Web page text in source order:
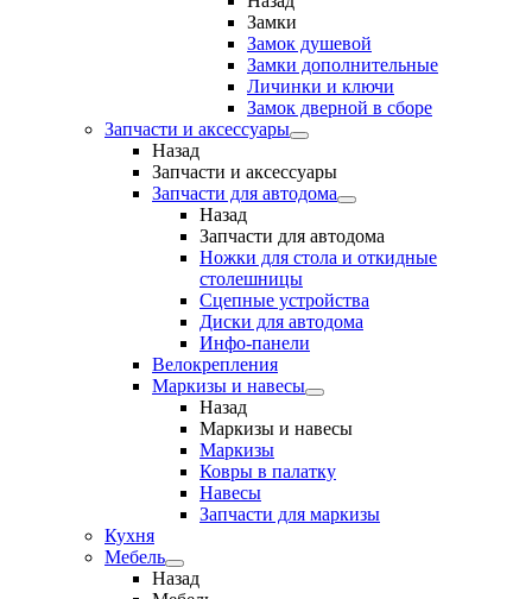
Замки
Замок душевой
Замки дополнительные
Личинки и ключи
Замок дверной в сборе
Запчасти и аксессуары
Назад
Запчасти и аксессуары
Запчасти для автодома
Назад
Запчасти для автодома
Ножки для стола и откидные
столешницы
Сцепные устройства
Диски для автодома
Инфо-панели
Велокрепления
Маркизы и навесы
Назад
Маркизы и навесы
Маркизы
Ковры в палатку
Навесы
Запчасти для маркизы
Кухня
Мебель
Назад